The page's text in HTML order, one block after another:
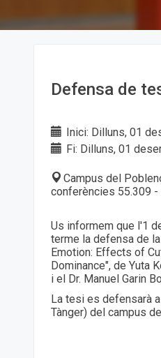
Defensa de
Inici: Dilluns, 01
Fi: Dilluns, 01
Campus del
conferències 55.309 -
Us informem que l'1
terme la defensa de
Emotion: Effects of
Dominance", de Yuta
i el Dr. Manuel Garin
La tesi es defensarà
Tànger) del campus